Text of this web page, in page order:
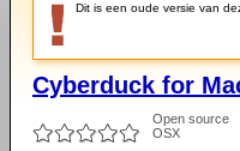
Dit is een oude versie van
Cyberduck for
Open source
OSX